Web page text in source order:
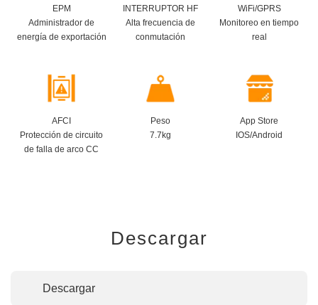
EPM
Administrador de
energía de exportación
INTERRUPTOR HF
Alta frecuencia de
conmutación
WiFi/GPRS
Monitoreo en tiempo
real
AFCI
Protección de circuito
de falla de arco CC
Peso
7.7kg
App Store
IOS/Android
Descargar
Descargar